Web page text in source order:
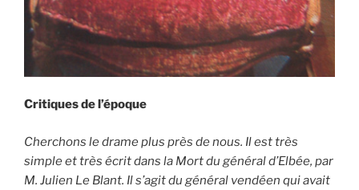
Critiques de l’époque
Cherchons le drame plus près de nous. Il est très
simple et très écrit dans la Mort du général d’Elbée, par
M. Julien Le Blant. Il s’agit du général vendéen qui avait